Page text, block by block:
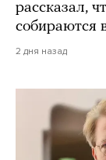
рассказал,
собираются
2 дня назад